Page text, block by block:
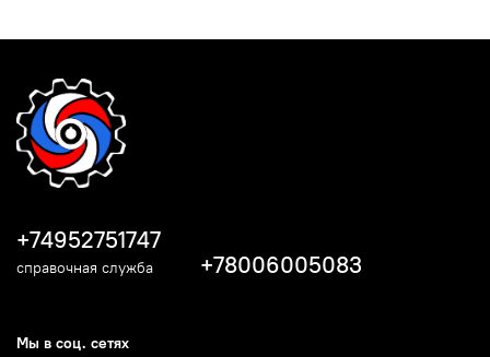
+74952751747
справочная служба +78006005083
Мы в соц. сетях